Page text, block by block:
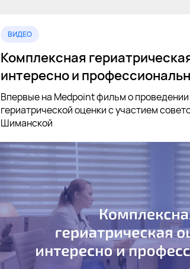
ВИДЕО
Комплексная
интересно и
Впервые на Medpoint фильм о
гериатрической оценки с участием
Шиманской